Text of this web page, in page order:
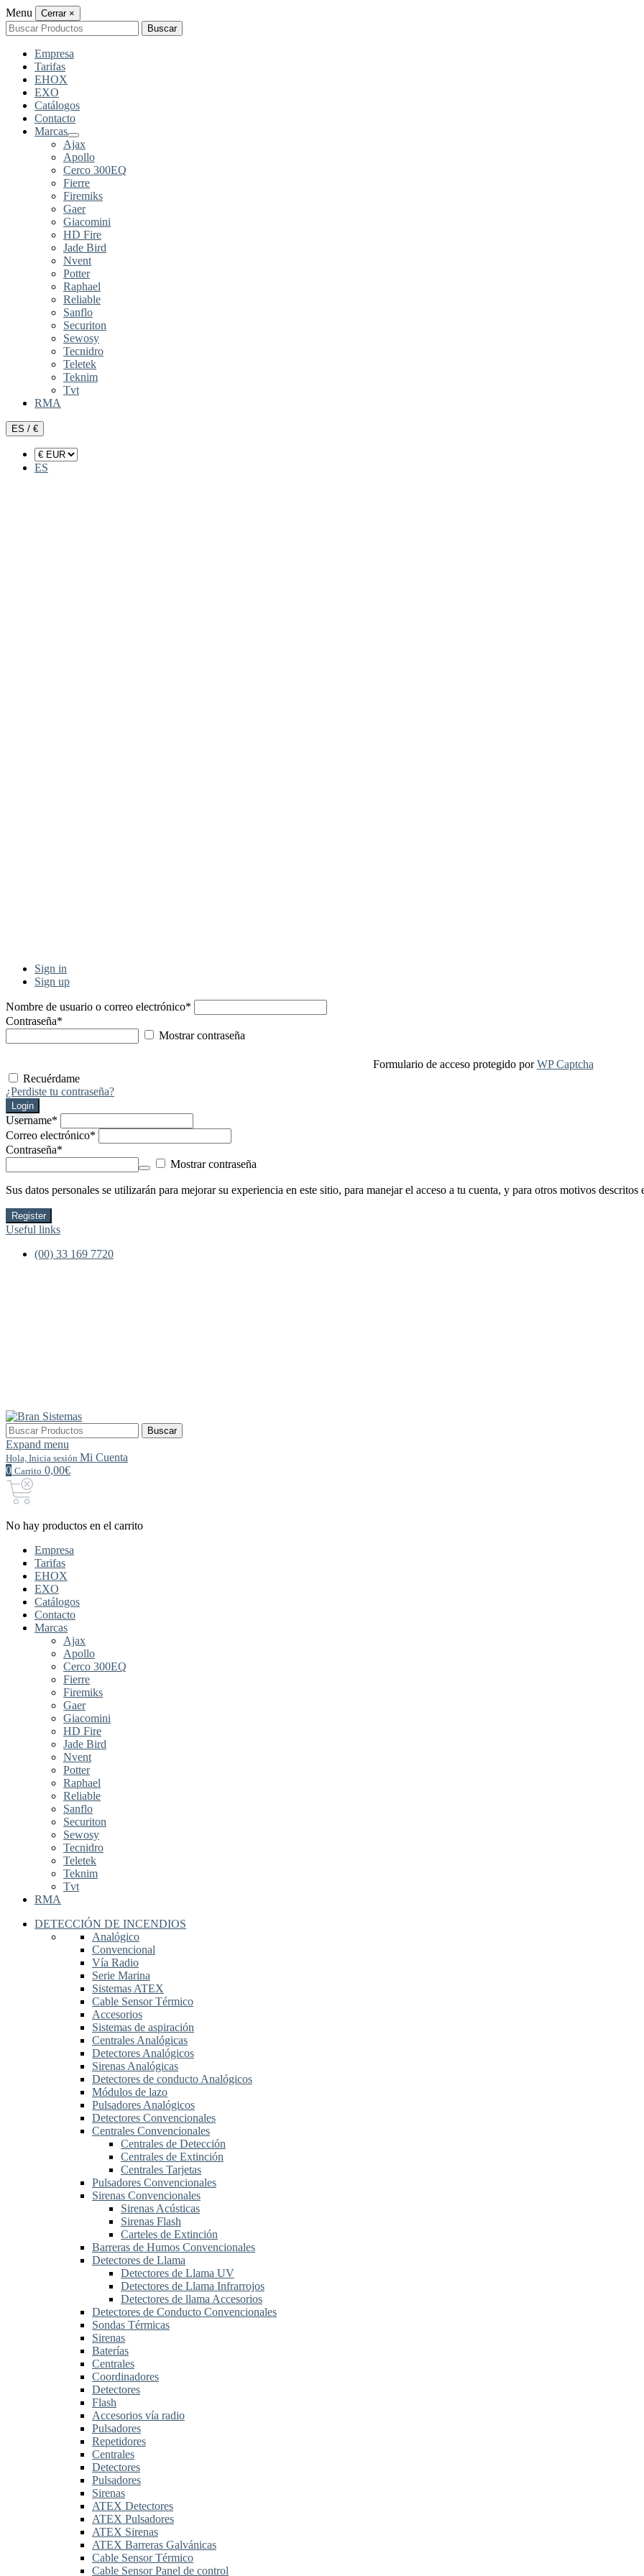
Menu Cerrar ×
Buscar
por:
Buscar
Empresa
Tarifas
EHOX
EXO
Catálogos
Contacto
Marcas
Ajax
Apollo
Cerco 300EQ
Fierre
Firemiks
Gaer
Giacomini
HD Fire
Jade Bird
Nvent
Potter
Raphael
Reliable
Sanflo
Securiton
Sewosy
Tecnidro
Teletek
Teknim
Tvt
RMA
ES / €
ES
Sign in
Sign up
Nombre de usuario o correo electrónico*
Contraseña*
Mostrar contraseña
Formulario de acceso protegido porWP Captcha
Recuérdame
¿Perdiste tu contraseña?
Login
Username*
Correo electrónico*
Contraseña*
Mostrar contraseña
Sus datos personales se utilizarán para mejorar su experiencia en este sitio, para manejar el acceso a tu cuenta, y para otros motivos descritos
Register
Useful links
(00) 33 169 7720
Buscar
por:
Buscar
Expand menu
Hola, Inicia sesión Mi Cuenta
0 Carrito 0,00€
No hay productos en el carrito
Empresa
Tarifas
EHOX
EXO
Catálogos
Contacto
Marcas
Ajax
Apollo
Cerco 300EQ
Fierre
Firemiks
Gaer
Giacomini
HD Fire
Jade Bird
Nvent
Potter
Raphael
Reliable
Sanflo
Securiton
Sewosy
Tecnidro
Teletek
Teknim
Tvt
RMA
DETECCIÓN DE INCENDIOS
Analógico
Convencional
Vía Radio
Serie Marina
Sistemas ATEX
Cable Sensor Térmico
Accesorios
Sistemas de aspiración
Centrales Analógicas
Detectores Analógicos
Sirenas Analógicas
Detectores de conducto Analógicos
Módulos de lazo
Pulsadores Analógicos
Detectores Convencionales
Centrales Convencionales
Centrales de Detección
Centrales de Extinción
Centrales Tarjetas
Pulsadores Convencionales
Sirenas Convencionales
Sirenas Acústicas
Sirenas Flash
Carteles de Extinción
Barreras de Humos Convencionales
Detectores de Llama
Detectores de Llama UV
Detectores de Llama Infrarrojos
Detectores de llama Accesorios
Detectores de Conducto Convencionales
Sondas Térmicas
Sirenas
Baterías
Centrales
Coordinadores
Detectores
Flash
Accesorios vía radio
Pulsadores
Repetidores
Centrales
Detectores
Pulsadores
Sirenas
ATEX Detectores
ATEX Pulsadores
ATEX Sirenas
ATEX Barreras Galvánicas
Cable Sensor Térmico
Cable Sensor Panel de control